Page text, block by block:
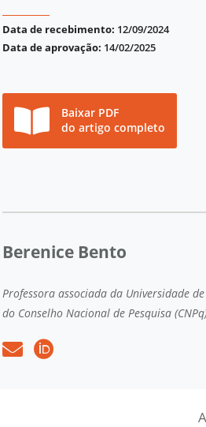
Data de recebimento: 12/09/2024
Data de aprovação: 14/02/2025
Baixar PDF
do artigo completo
Berenice Bento
Professora associada da Universidade
do Conselho Nacional de Pesquisa